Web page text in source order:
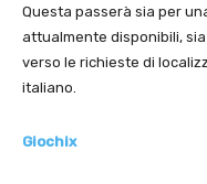
Questa passerà sia per
attualmente disponibili,
verso le richieste di
italiano.
Giochix